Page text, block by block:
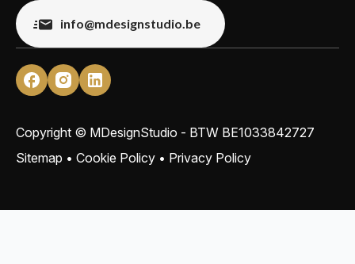
info@mdesignstudio.be
Copyright © MDesignStudio - BTW BE1033842727
Sitemap • Cookie Policy • Privacy Policy